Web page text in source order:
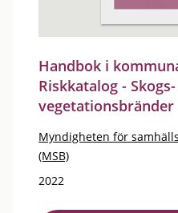
Handbok i
Riskkatalog -
vegetationsbränder
Myndigheten för
(MSB)
2022